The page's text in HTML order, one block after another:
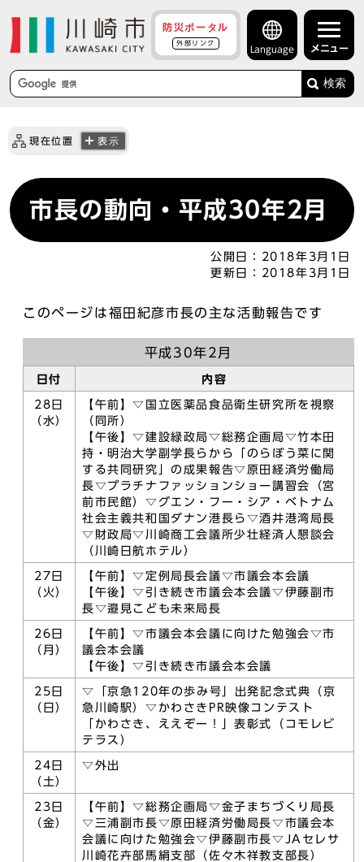
防災ポータル
外部リンク
Language メニュー
検索
現在位置 表示
市長の動向・平成30年2月
公開日：
2018年3月1日
更新日：
2018年3月1日
このページは福田紀彦市長の主な活動報告です
平成30年2月
日付 内容
28日
（水）
【午前】▽国立医薬品食品衛生研究所を視察
（同所）
【午後】▽建設緑政局▽総務企画局▽竹本田
持・明治大学副学長らから「のらぼう菜に関
する共同研究」の成果報告▽原田経済労働局
長▽プラチナファッションショー講習会（宮
前市民館）▽グエン・フー・シア・ベトナム
社会主義共和国ダナン港長ら▽酒井港湾局長
▽財政局▽川崎商工会議所少壮経済人懇談会
（川崎日航ホテル）
27日
（火）
【午前】▽定例局長会議▽市議会本会議
【午後】▽引き続き市議会本会議▽伊藤副市
長▽邉見こども未来局長
26日
（月）
【午前】▽市議会本会議に向けた勉強会▽市
議会本会議
【午後】▽引き続き市議会本会議
25日
（日）
▽「京急120年の歩み号」出発記念式典（京
急川崎駅）▽かわさきPR映像コンテスト
「かわさき、ええぞー！」表彰式（コモレビ
テラス）
24日
（土）
▽外出
23日
（金）
【午前】▽総務企画局▽金子まちづくり局長
▽三浦副市長▽原田経済労働局長▽市議会本
会議に向けた勉強会▽伊藤副市長▽JAセレサ
川崎花卉部馬絹支部（佐々木祥教支部長）